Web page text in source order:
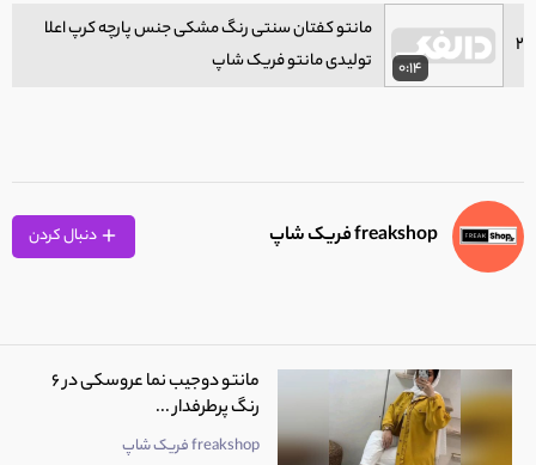
2
0:14
مانتو کفتان سنتی رنگ مشکی جنس پارچه کرپ اعلا
تولیدی مانتو فریک شاپ
freakshop فریک شاپ
مانتو دوجیب نما عروسکی در 6
رنگ پرطرفدار ...
freakshop فریک شاپ